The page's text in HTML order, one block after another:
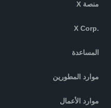
منصة X
X Corp.‎
المساعدة
موارد المطورين
موارد الأعمال